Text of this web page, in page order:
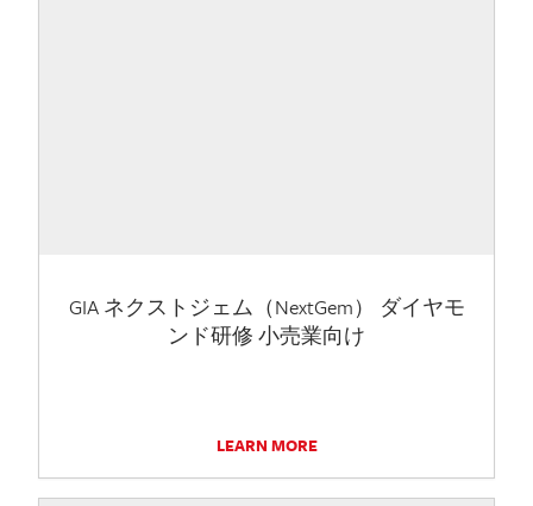
GIA ネクストジェム（NextGem） ダイヤモ
ンド研修 小売業向け
LEARN MORE